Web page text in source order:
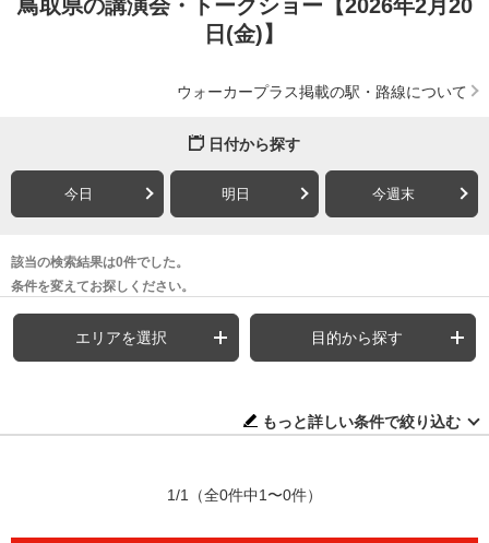
鳥取県の講演会・トークショー【2026年2月20
日(金)】
ウォーカープラス掲載の駅・路線について
日付から探す
今日 明日 今週末
該当の検索結果は0件でした。
条件を変えてお探しください。
エリアを選択 目的から探す
もっと詳しい条件で絞り込む
1/1 （全0件中1〜0件）